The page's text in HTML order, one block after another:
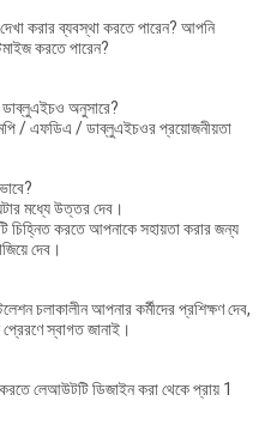
করার ব্যবস্থা করতে পারেন? আপনি
করতে পারেন?
অনুসারে?
/ এফডিএ / ডাব্লুএইচওর প্রয়োজনীয়তা
মধ্যে উত্তর দেব।
চিহ্নিত করতে আপনাকে সহায়তা করার জন্য
দেব।
চলাকালীন আপনার কর্মীদের প্রশিক্ষণ দেব,
স্বাগত জানাই।
লেআউটটি ডিজাইন করা থেকে প্রায় 1